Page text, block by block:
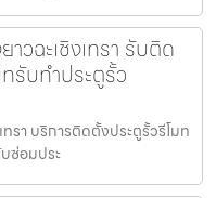
วฉะเชิงเทรา รับติด
รับทำประตูรั้ว
รา บริการติดตั้งประตูรั้วรีโมท
ซ่อมประ